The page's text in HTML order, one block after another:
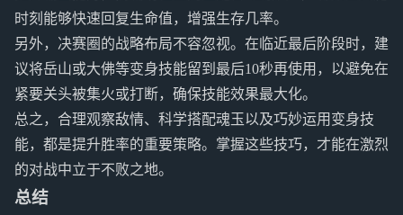
时刻能够快速回复生命值，增强生存几率。
另外，决赛圈的战略布局不容忽视。在临近最后阶段时，建
议将岳山或大佛等变身技能留到最后10秒再使用，以避免在
紧要关头被集火或打断，确保技能效果最大化。
总之，合理观察敌情、科学搭配魂玉以及巧妙运用变身技
能，都是提升胜率的重要策略。掌握这些技巧，才能在激烈
的对战中立于不败之地。
总结